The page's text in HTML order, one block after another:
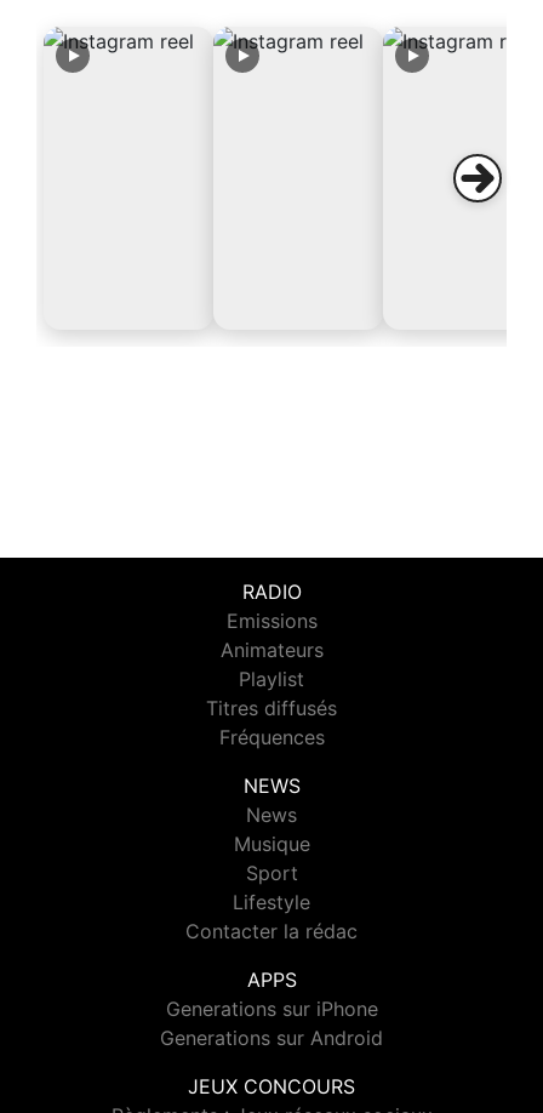
RADIO
Emissions
Animateurs
Playlist
Titres diffusés
Fréquences
NEWS
News
Musique
Sport
Lifestyle
Contacter la rédac
APPS
Generations sur iPhone
Generations sur Android
JEUX CONCOURS